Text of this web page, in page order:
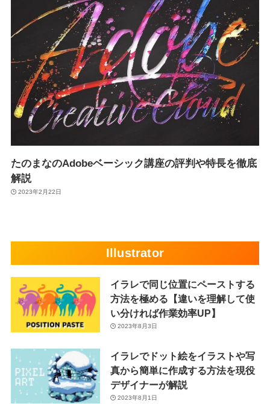
たのまなのAdobeベーシック講座の評判や特長を徹底
解説
2023年2月22日
Illustrator
イラレで同じ位置にペーストする
方法を極める【違いを理解して使
い分ければ作業効率UP】
2023年8月3日
イラレでドット絵をイラストや写
真から簡単に作成する方法を現役
デザイナーが解説
2023年8月1日